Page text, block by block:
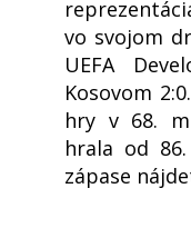
vo svojom
UEFA
Kosovom
hry v 68.
hrala od
zápase